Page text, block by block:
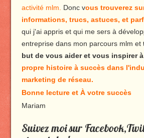
activité mlm.
Donc vous trouverez
informations, trucs, astuces, et
qui j'ai appris et qui me sers à
entreprise dans mon parcours mlm et
but de vous aider et vous inspirer à
propre histoire à succès dans
marketing de réseau.
Bonne lecture et À votre succès
Mariam
Suivez moi sur